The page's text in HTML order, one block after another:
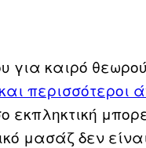
για καιρό
περισσότεροι
εκπληκτική
μασάζ δεν